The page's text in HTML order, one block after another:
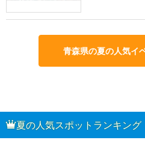
青森県の夏の人気イ
夏の人気スポットランキング